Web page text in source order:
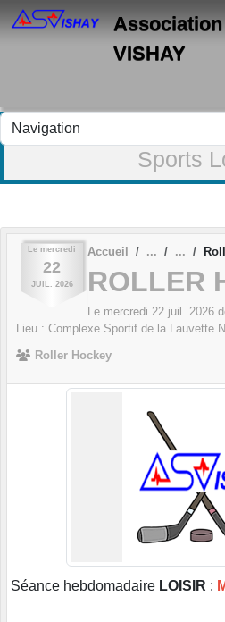
VISHAY
Sports
Le mercredi
22
JUIL. 2026
Accueil
ROLLER
Le mercredi 22 juil. 2026
Lieu : Complexe Sportif de la Lauvette
Roller Hockey
Séance hebdomadaire LOISIR :
Panneau de gestion des cookies